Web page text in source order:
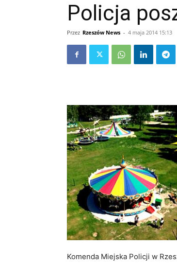
Policja
Przez Rzeszów News - 4 maja 2014 15:13
Komenda Miejska Policji w